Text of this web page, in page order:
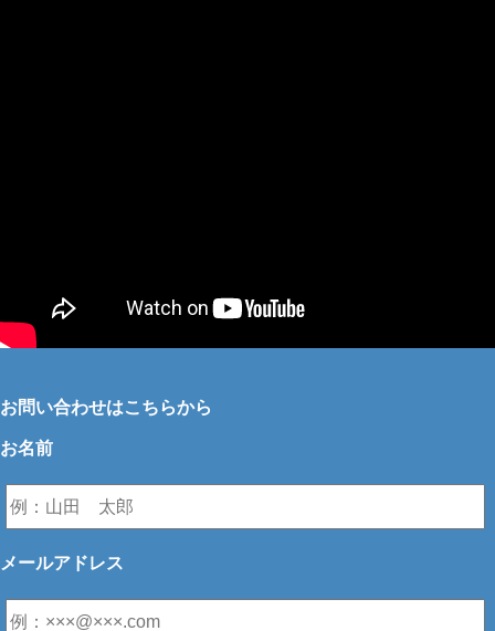
お問い合わせはこちらから
お名前
メールアドレス